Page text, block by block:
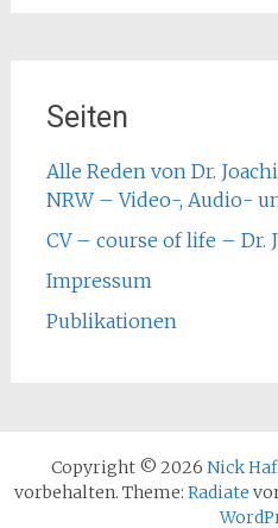
Seiten
Alle Reden von Dr.
NRW – Video-, Audio-
CV – course of life – Dr.
Impressum
Publikationen
Copyright © 2026 Nick
vorbehalten. Theme: Radiate